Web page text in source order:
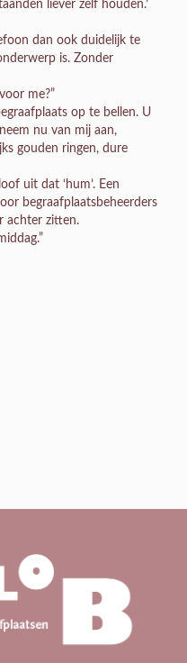
liever zelf houden.’
dan ook duidelijk te
is. Zonder
me?”
op te bellen. U
nu van mij aan,
gouden ringen, dure
uit dat ‘hum’. Een
begraafplaatsbeheerders
achter zitten.